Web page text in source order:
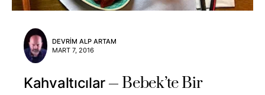
DEVRIM ALP ARTAM
MART 7, 2016
Kahvaltıcılar
Bebek’te Bir